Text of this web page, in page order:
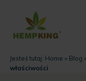
Jesteś tutaj: Home » Blog »
właściwości